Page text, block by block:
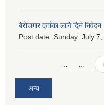
बेरोजगार दर्ताका लागि दिने निवेदन
Post date: Sunday, July
… …
अन्य